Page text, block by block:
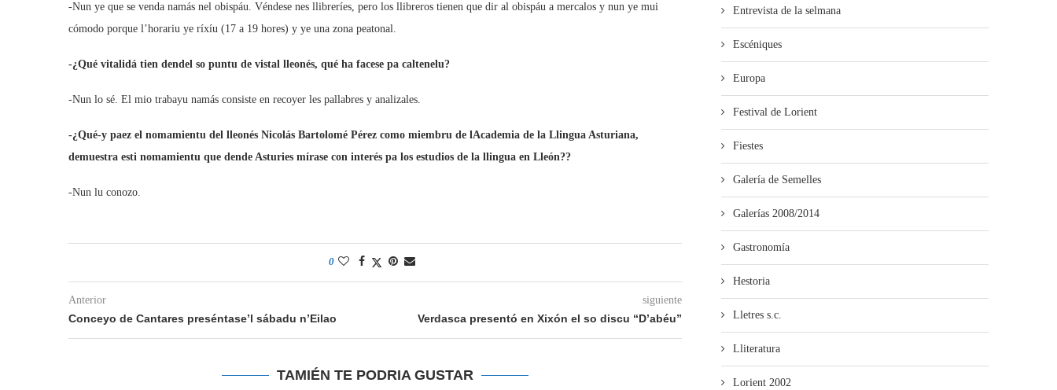
-Nun ye que se venda namás nel obispáu. Véndese nes llibreríes, pero los llibreros tienen que dir al obispáu a mercalos y nun ye mui
cómodo porque l’horariu ye ríxíu (17 a 19 hores) y ye una zona peatonal.
-¿Qué vitalidá tien dendel so puntu de vistal lleonés, qué ha facese pa caltenelu?
-Nun lo sé. El mio trabayu namás consiste en recoyer les pallabres y analizales.
-¿Qué-y paez el nomamientu del lleonés Nicolás Bartolomé Pérez como miembru de lAcademia de la Llingua Asturiana,
demuestra esti nomamientu que dende Asturies mírase con interés pa los estudios de la llingua en Lleón??
-Nun lu conozo.
0
Anterior
Conceyo de Cantares preséntase’l sábadu n’Eilao
siguiente
Verdasca presentó en Xixón el so discu “D’abéu”
TAMIÉN TE PODRIA GUSTAR
Entrevista de la selmana
Escéniques
Europa
Festival de Lorient
Fiestes
Galería de Semelles
Galerías 2008/2014
Gastronomía
Hestoria
Lletres s.c.
Lliteratura
Lorient 2002